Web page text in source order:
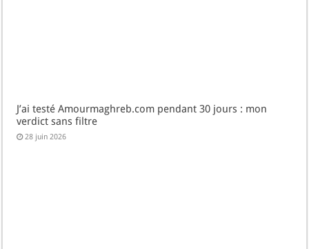
J’ai testé Amourmaghreb.com pendant 30 jours : mon
verdict sans filtre
28 juin 2026